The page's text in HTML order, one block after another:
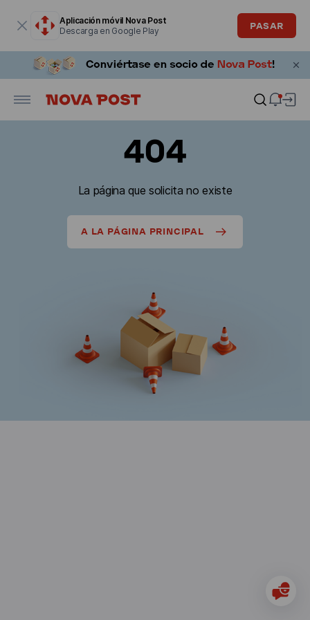
Aplicación móvil Nova Post
Descarga en Google Play
PASAR
404
La página que solicita no existe
A LA PÁGINA PRINCIPAL